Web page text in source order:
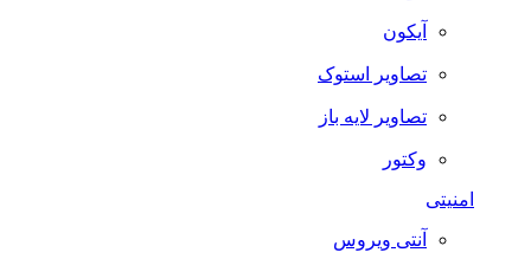
آیکون
تصاویر استوک
تصاویر لایه باز
وکتور
امنیتی
آنتی ویروس